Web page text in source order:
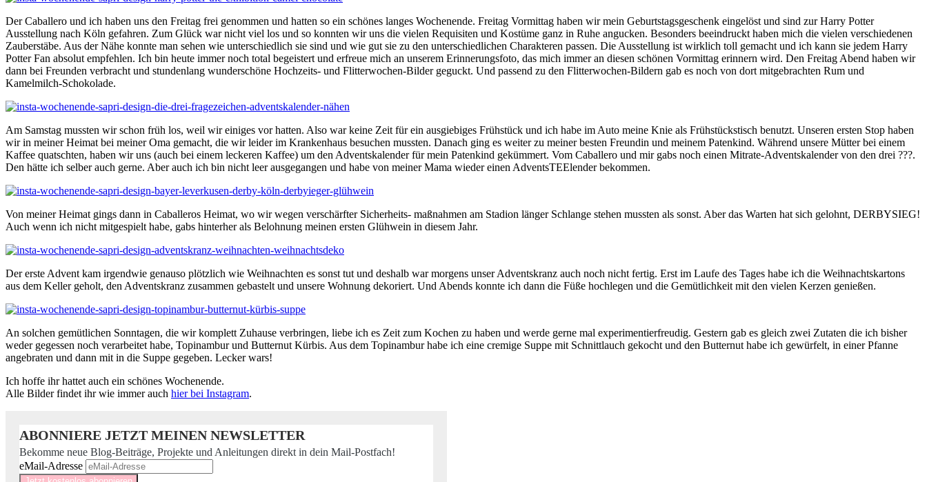
Der Caballero und ich haben uns den Freitag frei genommen und hatten so ein schönes langes Wochenende. Freitag Vormittag haben wir mein Geburtstagsgeschenk eingelöst und sind zur Harry Potter
Ausstellung nach Köln gefahren. Zum Glück war nicht viel los und so konnten wir uns die vielen Requisiten und Kostüme ganz in Ruhe angucken. Besonders beeindruckt haben mich die vielen verschiedenen
Zauberstäbe. Aus der Nähe konnte man sehen wie unterschiedlich sie sind und wie gut sie zu den unterschiedlichen Charakteren passen. Die Ausstellung ist wirklich toll gemacht und ich kann sie jedem Harry
Potter Fan absolut empfehlen. Ich bin heute immer noch total begeistert und erfreue mich an unserem Erinnerungsfoto, das mich immer an diesen schönen Vormittag erinnern wird. Den Freitag Abend haben wir
dann bei Freunden verbracht und stundenlang wunderschöne Hochzeits- und Flitterwochen-Bilder geguckt. Und passend zu den Flitterwochen-Bildern gab es noch von dort mitgebrachten Rum und
Kamelmilch-Schokolade.
Am Samstag mussten wir schon früh los, weil wir einiges vor hatten. Also war keine Zeit für ein ausgiebiges Frühstück und ich habe im Auto meine Knie als Frühstückstisch benutzt. Unseren ersten Stop haben
wir in meiner Heimat bei meiner Oma gemacht, die wir leider im Krankenhaus besuchen mussten. Danach ging es weiter zu meiner besten Freundin und meinem Patenkind. Während unsere Mütter bei einem
Kaffee quatschten, haben wir uns (auch bei einem leckeren Kaffee) um den Adventskalender für mein Patenkind gekümmert. Vom Caballero und mir gabs noch einen Mitrate-Adventskalender von den drei ???.
Den hätte ich selber auch gerne. Aber auch ich bin nicht leer ausgegangen und habe von meiner Mama wieder einen AdventsTEElender bekommen.
Von meiner Heimat gings dann in Caballeros Heimat, wo wir wegen verschärfter Sicherheits- maßnahmen am Stadion länger Schlange stehen mussten als sonst. Aber das Warten hat sich gelohnt, DERBYSIEG!
Auch wenn ich nicht mitgespielt habe, gabs hinterher als Belohnung meinen ersten Glühwein in diesem Jahr.
Der erste Advent kam irgendwie genauso plötzlich wie Weihnachten es sonst tut und deshalb war morgens unser Adventskranz auch noch nicht fertig. Erst im Laufe des Tages habe ich die Weihnachtskartons
aus dem Keller geholt, den Adventskranz zusammen gebastelt und unsere Wohnung dekoriert. Und Abends konnte ich dann die Füße hochlegen und die Gemütlichkeit mit den vielen Kerzen genießen.
An solchen gemütlichen Sonntagen, die wir komplett Zuhause verbringen, liebe ich es Zeit zum Kochen zu haben und werde gerne mal experimentierfreudig. Gestern gab es gleich zwei Zutaten die ich bisher
weder gegessen noch verarbeitet habe, Topinambur und Butternut Kürbis. Aus dem Topinambur habe ich eine cremige Suppe mit Schnittlauch gekocht und den Butternut habe ich gewürfelt, in einer Pfanne
angebraten und dann mit in die Suppe gegeben. Lecker wars!
Ich hoffe ihr hattet auch ein schönes Wochenende.
Alle Bilder findet ihr wie immer auch hier bei Instagram.
ABONNIERE JETZT MEINEN NEWSLETTER
Bekomme neue Blog-Beiträge, Projekte und Anleitungen direkt in dein Mail-Postfach!
eMail-Adresse